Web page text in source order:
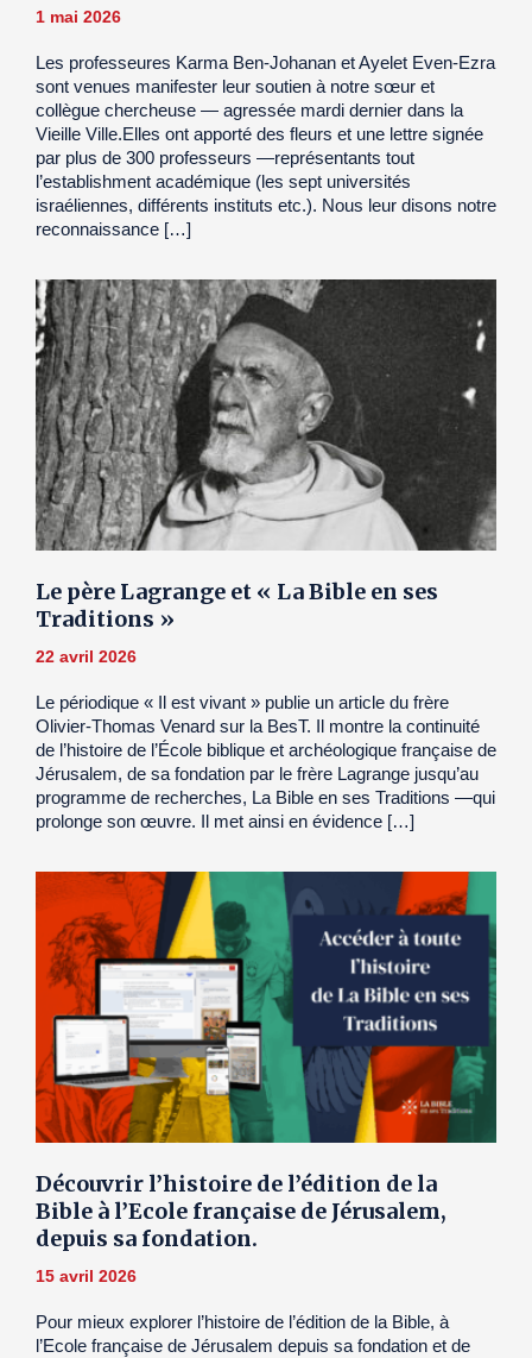
1 mai 2026
Les professeures Karma Ben-Johanan et Ayelet Even-Ezra
sont venues manifester leur soutien à notre sœur et
collègue chercheuse — agressée mardi dernier dans la
Vieille Ville.Elles ont apporté des fleurs et une lettre signée
par plus de 300 professeurs —représentants tout
l’establishment académique (les sept universités
israéliennes, différents instituts etc.). Nous leur disons notre
reconnaissance […]
Le père Lagrange et « La Bible en ses
Traditions »
22 avril 2026
Le périodique « Il est vivant » publie un article du frère
Olivier-Thomas Venard sur la BesT. Il montre la continuité
de l’histoire de l’École biblique et archéologique française de
Jérusalem, de sa fondation par le frère Lagrange jusqu’au
programme de recherches, La Bible en ses Traditions —qui
prolonge son œuvre. Il met ainsi en évidence […]
Découvrir l’histoire de l’édition de la
Bible à l’Ecole française de Jérusalem,
depuis sa fondation.
15 avril 2026
Pour mieux explorer l’histoire de l’édition de la Bible, à
l’Ecole française de Jérusalem depuis sa fondation et de